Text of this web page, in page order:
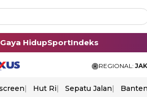
Gaya HidupSportIndeks
REGIONAL:
Hut Ri Sepatu Jalan Banten